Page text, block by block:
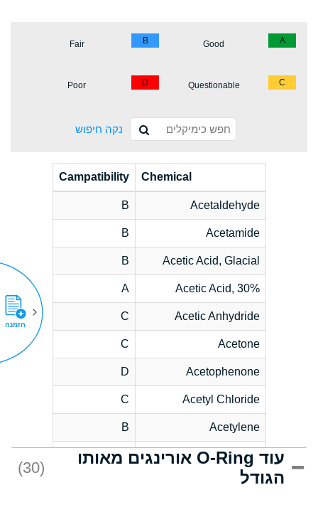
A
Good
B
Fair
C
Questionable
D
Poor
נקה חיפוש
Chemical
Campatibility
Acetaldehyde
B
Acetamide
B
Acetic Acid, Glacial
B
Acetic Acid, 30%
A
Acetic Anhydride
C
Acetone
C
Acetophenone
D
Acetyl Chloride
C
Acetylene
B
Acrlylonitrile
D
Adipic Acid
עוד O-Ring אורינגים מאותו
הגודל
(30)
הזמנה